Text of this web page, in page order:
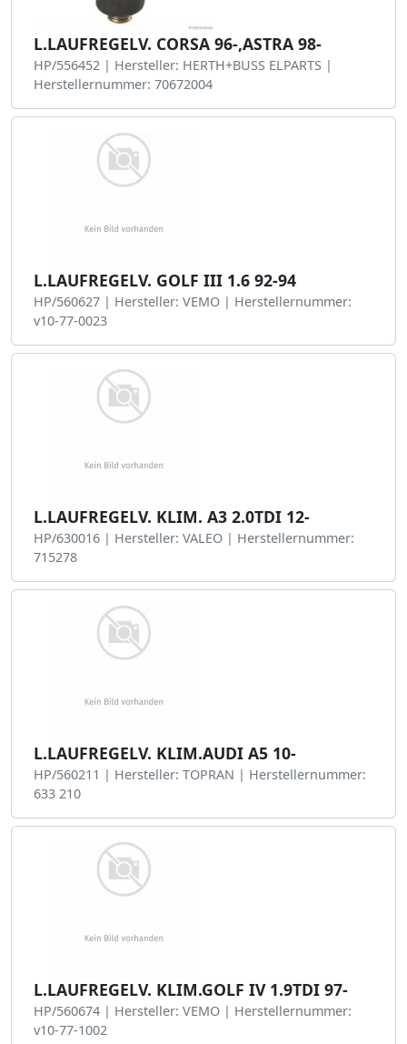
L.LAUFREGELV. CORSA 96-,ASTRA 98-
HP/556452 | Hersteller: HERTH+BUSS ELPARTS |
Herstellernummer: 70672004
L.LAUFREGELV. GOLF III 1.6 92-94
HP/560627 | Hersteller: VEMO | Herstellernummer:
v10-77-0023
L.LAUFREGELV. KLIM. A3 2.0TDI 12-
HP/630016 | Hersteller: VALEO | Herstellernummer:
715278
L.LAUFREGELV. KLIM.AUDI A5 10-
HP/560211 | Hersteller: TOPRAN | Herstellernummer:
633 210
L.LAUFREGELV. KLIM.GOLF IV 1.9TDI 97-
HP/560674 | Hersteller: VEMO | Herstellernummer:
v10-77-1002